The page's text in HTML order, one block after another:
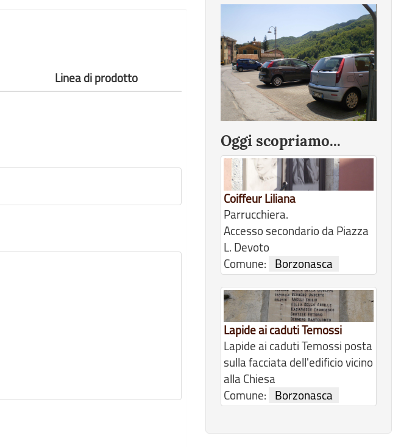
Linea di prodotto
Oggi scopriamo...
Coiffeur Liliana
Parrucchiera.
Accesso secondario da Piazza
L. Devoto
Comune:
Borzonasca
Lapide ai caduti Temossi
Lapide ai caduti Temossi posta
sulla facciata dell'edificio vicino
alla Chiesa
Comune:
Borzonasca